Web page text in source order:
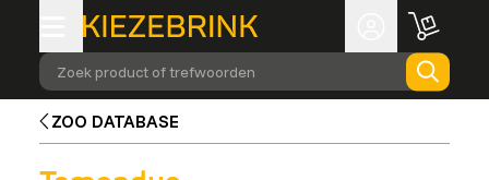
Zoek product of trefwoorden
ZOO DATABASE